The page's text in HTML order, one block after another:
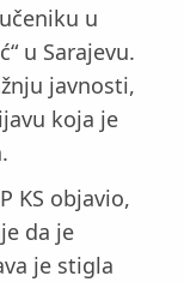
u
u Sarajevu.
javnosti,
koja je
KS objavio,
da je
je stigla